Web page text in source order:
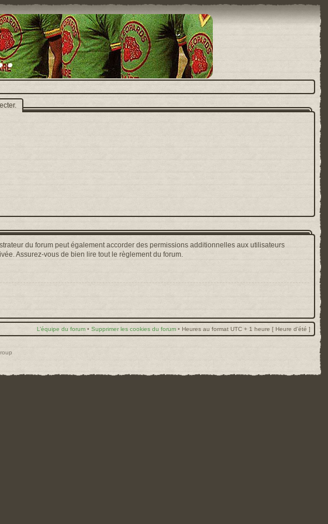
du forum peut également accorder des permissions additionnelles aux utilisateurs
Assurez-vous de bien lire tout le règlement du forum.
L’équipe du forum • Supprimer les cookies du forum • Heures au format UTC + 1 heure [ Heure d’été ]